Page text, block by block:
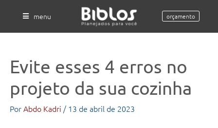
conteúdo
menu orçamento
Evite esses 4 erros no
projeto da sua cozinha
PorAbdo Kadri / 13 de abril de 2023